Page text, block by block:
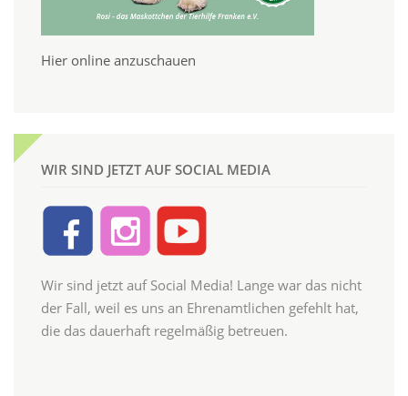
Hier online anzuschauen
WIR SIND JETZT AUF SOCIAL MEDIA
Wir sind jetzt auf Social Media! Lange war das nicht
der Fall, weil es uns an Ehrenamtlichen gefehlt hat,
die das dauerhaft regelmäßig betreuen.